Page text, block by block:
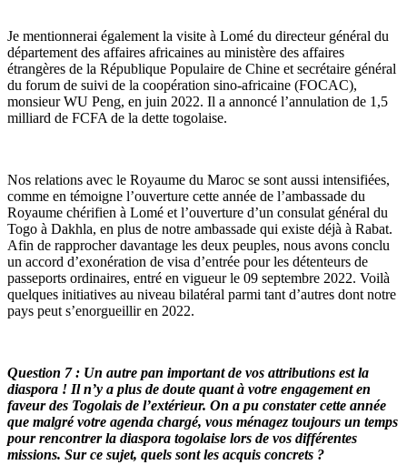
Je mentionnerai également la visite à Lomé du directeur général du
département des affaires africaines au ministère des affaires
étrangères de la République Populaire de Chine et secrétaire général
du forum de suivi de la coopération sino-africaine (FOCAC),
monsieur WU Peng, en juin 2022. Il a annoncé l’annulation de 1,5
milliard de FCFA de la dette togolaise.
Nos relations avec le Royaume du Maroc se sont aussi intensifiées,
comme en témoigne l’ouverture cette année de l’ambassade du
Royaume chérifien à Lomé et l’ouverture d’un consulat général du
Togo à Dakhla, en plus de notre ambassade qui existe déjà à Rabat.
Afin de rapprocher davantage les deux peuples, nous avons conclu
un accord d’exonération de visa d’entrée pour les détenteurs de
passeports ordinaires, entré en vigueur le 09 septembre 2022. Voilà
quelques initiatives au niveau bilatéral parmi tant d’autres dont notre
pays peut s’enorgueillir en 2022.
Question 7 : Un autre pan important de vos attributions est la
diaspora ! Il n’y a plus de doute quant à votre engagement en
faveur des Togolais de l’extérieur. On a pu constater cette année
que malgré votre agenda chargé, vous ménagez toujours un temps
pour rencontrer la diaspora togolaise lors de vos différentes
missions. Sur ce sujet, quels sont les acquis concrets ?